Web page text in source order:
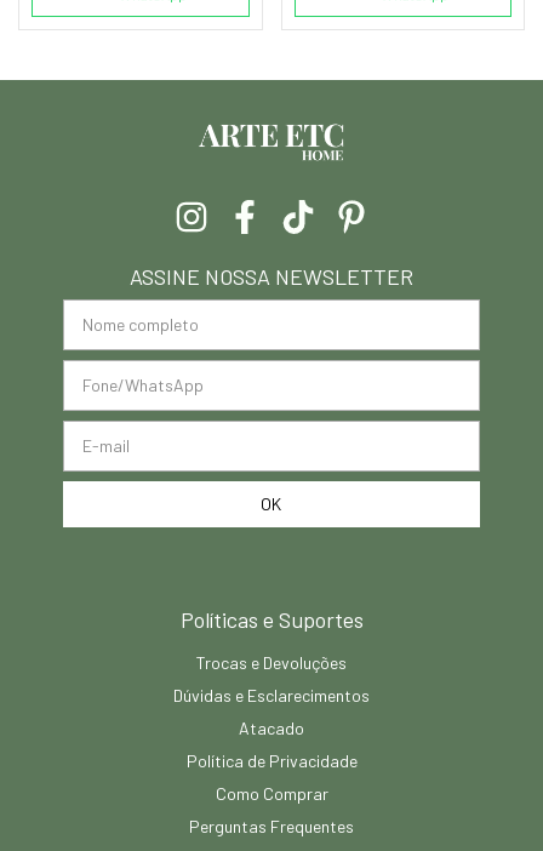
ASSINE NOSSA NEWSLETTER
Políticas e Suportes
Trocas e Devoluções
Dúvidas e Esclarecimentos
Atacado
Política de Privacidade
Como Comprar
Perguntas Frequentes